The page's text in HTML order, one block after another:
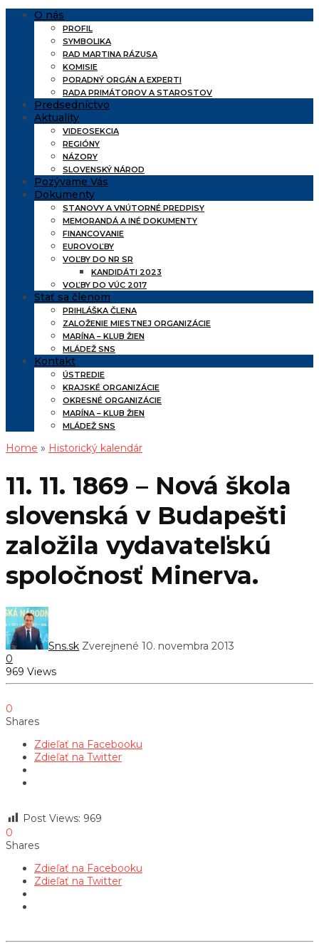
O nás
PROFIL
SYMBOLIKA
RAD MARTINA RÁZUSA
KOMISIE
PORADNÝ ORGÁN A EXPERTI
RADA PRIMÁTOROV A STAROSTOV
Predsedníctvo
Aktuality
VIDEOSEKCIA
REGIÓNY
NÁZORY
SLOVENSKÝ NÁROD
Pozývame Vás
Dokumenty
STANOVY A VNÚTORNÉ PREDPISY
MEMORANDÁ A INÉ DOKUMENTY
FINANCOVANIE
EUROVOĽBY
VOĽBY DO NR SR
KANDIDÁTI 2023
VOĽBY DO VÚC 2017
Stať sa členom
PRIHLÁŠKA ČLENA
ZALOŽENIE MIESTNEJ ORGANIZÁCIE
MARÍNA – KLUB ŽIEN
MLÁDEŽ SNS
Kontakt
ÚSTREDIE
KRAJSKÉ ORGANIZÁCIE
OKRESNÉ ORGANIZÁCIE
MARÍNA – KLUB ŽIEN
MLÁDEŽ SNS
Home » Historický kalendár
11. 11. 1869 – Nová škola
slovenská v Budapešti
založila vydavateľskú
spoločnosť Minerva.
Sns.sk Zverejnené 10. novembra 2013
0
969 Views
0
Shares
Zdieľať na Facebooku
Zdieľať na Twitter
Post Views: 969
0
Shares
Zdieľať na Facebooku
Zdieľať na Twitter